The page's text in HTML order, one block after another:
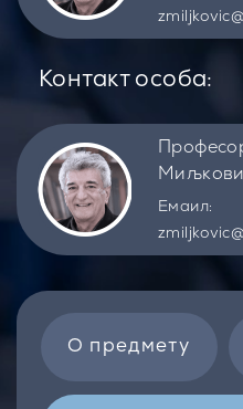
Контакт особа:
Емаил:
О предмету